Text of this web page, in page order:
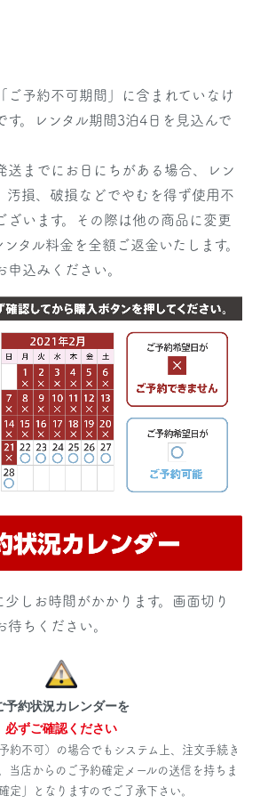
ご予約不可期間」に含まれていなけ
す。レンタル期間3泊4日を見込んで
までにお日にちがある場合、レン
汚損、破損などでやむを得ず使用不
ざいます。その際は他の商品に変更
ンタル料金を全額ご返金いたします。
申込みください。
少しお時間がかかります。画面切り
待ちください。
予約状況カレンダーを
必ずご確認ください
不可）の場合でもシステム上、注文手続き
当店からのご予約確定メールの送信を持ちま
定」となりますのでご了承下さい。